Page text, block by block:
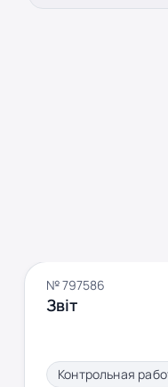
№ 797586
Звіт
Контрольная